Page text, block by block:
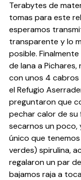
Terabytes de
tomas para este
esperamos
transparente y lo
posible.
de lana a
con unos 4
el Refugio
preguntaron que
pechar calor de su
secarnos un poco,
único que
verdes) spirulina,
regalaron un par
bajamos raja a